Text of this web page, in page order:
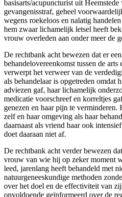
basisarts/acupuncturist uit
gevangenisstraf, geheel
wegens roekeloos en nalatig
hem zwaar lichamelijk letsel heeft
vrouw overleden aan onder meer de
De rechtbank acht bewezen dat er
behandelovereenkomst tussen de
verwerpt het verweer van de
als behandelaar is opgetreden omdat
adviezen gaf, haar lichamelijk
medicatie voorschreef en korreltjes
genezen en haar pijn te
zelf en haar omgeving als haar
daarnaast als vriend haar ook
doet daaraan niet af.
De rechtbank acht verder bewezen
vrouw van wie hij op zeker moment
leed, jarenlang heeft behandeld met
natuurgeneeskundige methoden
over het doel en de effectiviteit van
onvoldoende geïnformeerd over de